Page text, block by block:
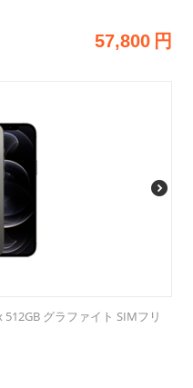
57,800 円
グラファイト SIMフリ